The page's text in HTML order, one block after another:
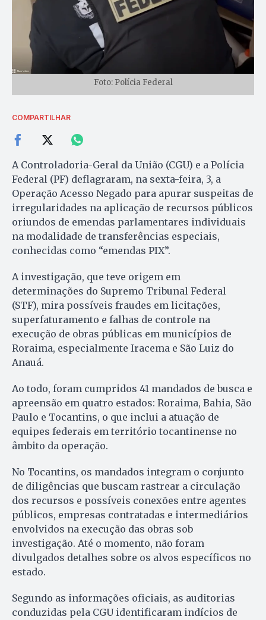
Foto: Polícia Federal
COMPARTILHAR
A Controladoria-Geral da União (CGU) e a Polícia
Federal (PF) deflagraram, na sexta-feira, 3, a
Operação Acesso Negado para apurar suspeitas de
irregularidades na aplicação de recursos públicos
oriundos de emendas parlamentares individuais
na modalidade de transferências especiais,
conhecidas como “emendas PIX”.
A investigação, que teve origem em
determinações do Supremo Tribunal Federal
(STF), mira possíveis fraudes em licitações,
superfaturamento e falhas de controle na
execução de obras públicas em municípios de
Roraima, especialmente Iracema e São Luiz do
Anauá.
Ao todo, foram cumpridos 41 mandados de busca e
apreensão em quatro estados: Roraima, Bahia, São
Paulo e Tocantins, o que inclui a atuação de
equipes federais em território tocantinense no
âmbito da operação.
No Tocantins, os mandados integram o conjunto
de diligências que buscam rastrear a circulação
dos recursos e possíveis conexões entre agentes
públicos, empresas contratadas e intermediários
envolvidos na execução das obras sob
investigação. Até o momento, não foram
divulgados detalhes sobre os alvos específicos no
estado.
Segundo as informações oficiais, as auditorias
conduzidas pela CGU identificaram indícios de